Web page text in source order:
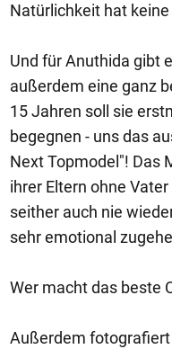
Natürlichkeit hat
Und für Anuthida gibt
außerdem eine ganz
15 Jahren soll sie
begegnen - uns das
Next Topmodel"! Das
ihrer Eltern ohne
seither auch nie
sehr emotional
Wer macht das beste
Außerdem